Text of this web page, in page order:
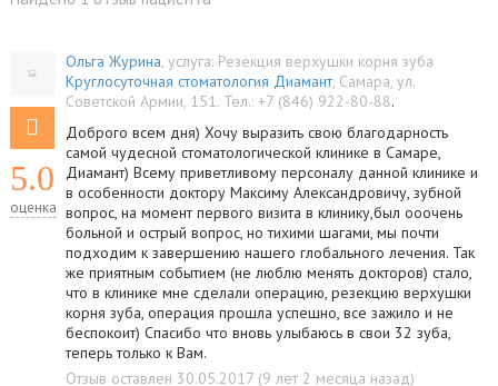
5.0
оценка
Ольга Журина, услуга: Резекция верхушки корня зуба
Круглосуточная стоматология Диамант, Самара, ул.
Советской Армии, 151. Тел.: +7 (846) 922-80-88.
Доброго всем дня) Хочу выразить свою благодарность
самой чудесной стоматологической клинике в Самаре,
Диамант) Всему приветливому персоналу данной клинике и
в особенности доктору Максиму Александровичу, зубной
вопрос, на момент первого визита в клинику,был ооочень
больной и острый вопрос, но тихими шагами, мы почти
подходим к завершению нашего глобального лечения. Так
же приятным событием (не люблю менять докторов) стало,
что в клинике мне сделали операцию, резекцию верхушки
корня зуба, операция прошла успешно, все зажило и не
беспокоит) Спасибо что вновь улыбаюсь в свои 32 зуба,
теперь только к Вам.
Отзыв оставлен 30.05.2017 (9 лет 2 месяца назад)